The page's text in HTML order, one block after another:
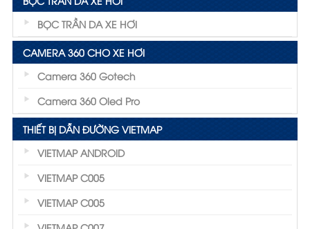
BỌC TRẦN DA XE HƠI
CAMERA 360 CHO XE HƠI
Camera 360 Gotech
Camera 360 Oled Pro
THIẾT BỊ DẪN ĐƯỜNG VIETMAP
VIETMAP ANDROID
VIETMAP C005
VIETMAP C005